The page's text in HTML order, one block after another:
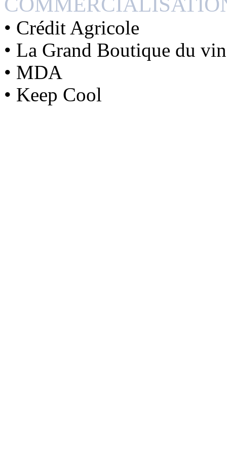
• Crédit Agricole
• La Grand Boutique du vin
• MDA
• Keep Cool